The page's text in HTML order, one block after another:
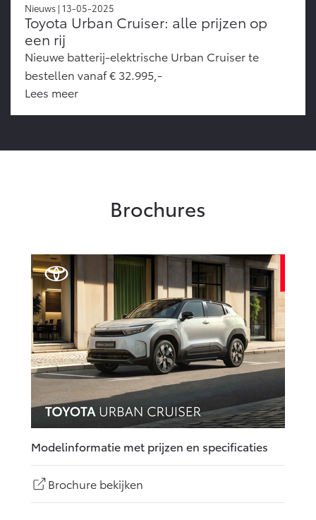
Nieuws | 13-05-2025
Toyota Urban Cruiser: alle prijzen op
een rij
Nieuwe batterij-elektrische Urban Cruiser te
bestellen vanaf € 32.995,-
Lees meer
Brochures
Modelinformatie met prijzen en specificaties
Brochure bekijken